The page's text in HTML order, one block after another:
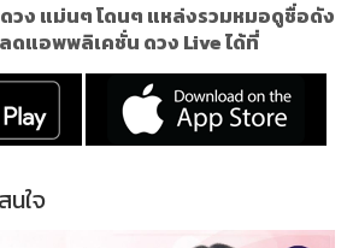
วง แม่นๆ โดนๆ แหล่งรวมหมอดูชื่อดัง
ดแอพพลิเคชั่น ดวง Live ได้ที่
ใจ